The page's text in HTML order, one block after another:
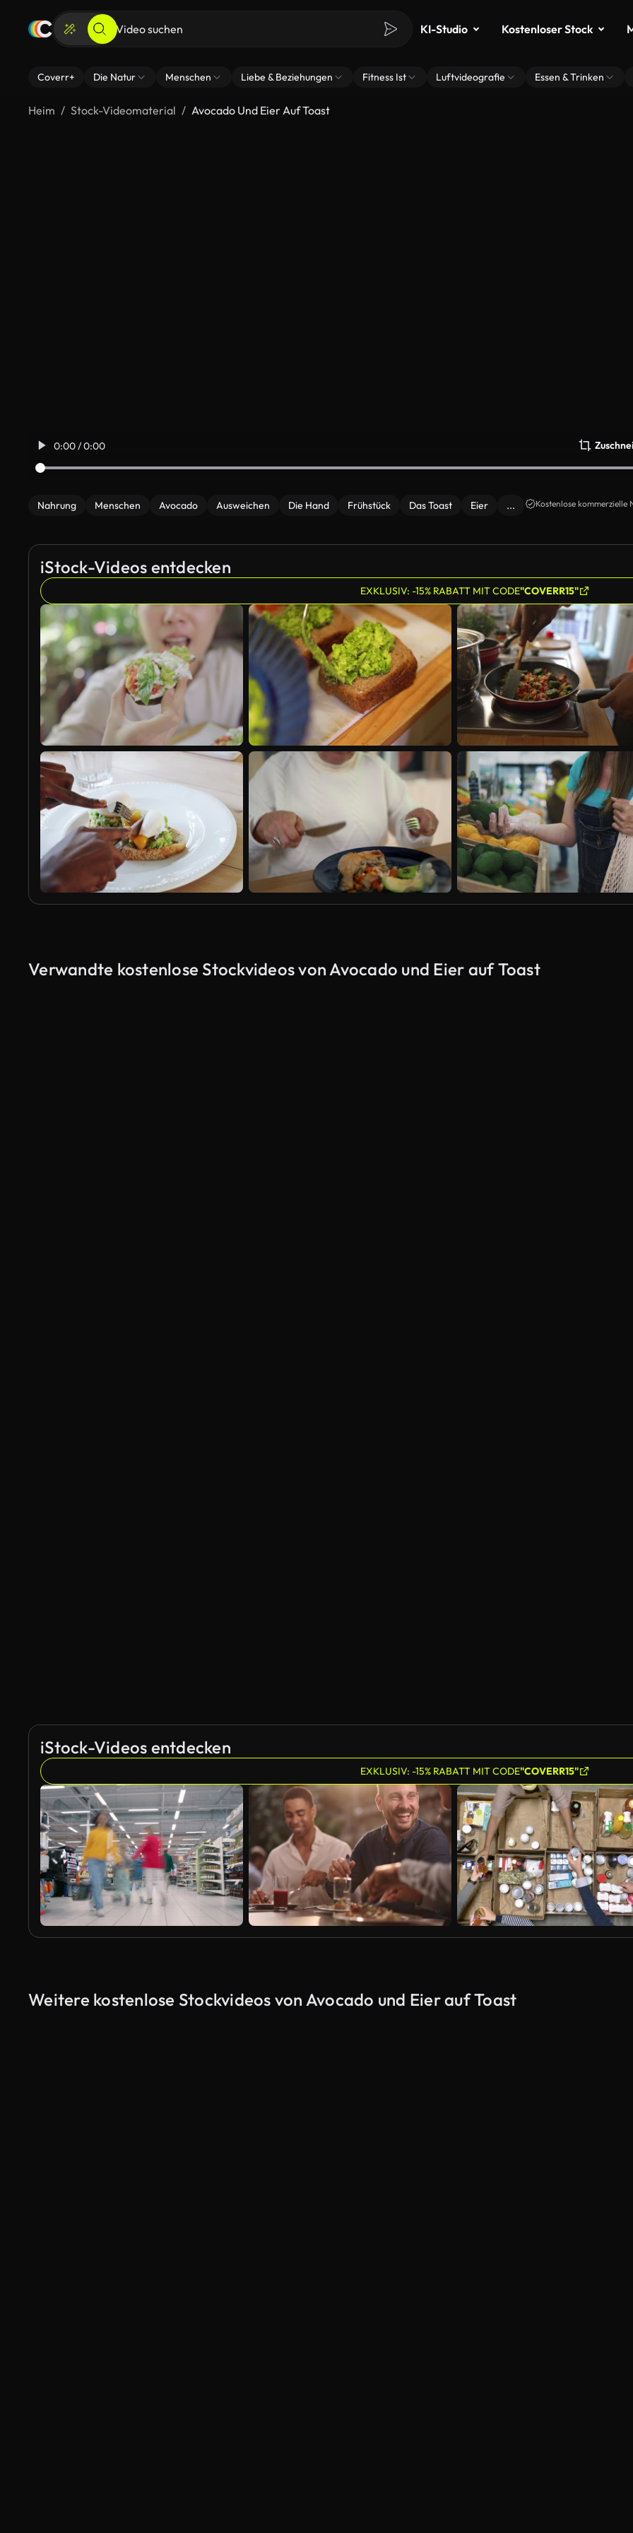
KI-Studio Kostenloser Stock
Coverr+ Die Natur Menschen Liebe & Beziehungen Fitness Ist Luftvideografie Essen & Trinken
Heim Stock-Videomaterial Avocado Und Eier Auf Toast
0:00 / 0:00
Nahrung Menschen Avocado Ausweichen Die Hand Frühstück Das Toast Eier ... Kostenlose kommerzielle
iStock-Videos entdecken
EXKLUSIV: -15% RABATT MIT CODE"COVERR15"
Verwandte kostenlose Stockvideos von Avocado und Eier auf Toast
iStock-Videos entdecken
EXKLUSIV: -15% RABATT MIT CODE"COVERR15"
Weitere kostenlose Stockvideos von Avocado und Eier auf Toast